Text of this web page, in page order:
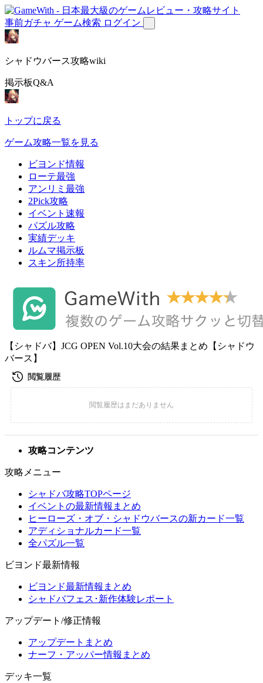
事前ガチャ ゲーム検索 ログイン
シャドウバース攻略wiki
掲示板Q&A
トップに戻る
ゲーム攻略一覧を見る
ビヨンド情報
ローテ最強
アンリミ最強
2Pick攻略
イベント速報
パズル攻略
実績デッキ
ルムマ掲示板
スキン所持率
【シャドバ】JCG OPEN Vol.10大会の結果まとめ【シャドウ
バース】
攻略コンテンツ
攻略メニュー
シャドバ攻略TOPページ
イベントの最新情報まとめ
ヒーローズ・オブ・シャドウバースの新カード一覧
アディショナルカード一覧
全パズル一覧
ビヨンド最新情報
ビヨンド最新情報まとめ
シャドバフェス･新作体験レポート
アップデート/修正情報
アップデートまとめ
ナーフ・アッパー情報まとめ
デッキ一覧